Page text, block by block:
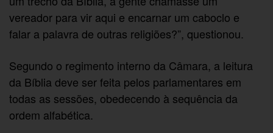
vereador para vir aqui e encarnar um caboclo e
falar a palavra de outras religiões?”, questionou.
Segundo o regimento interno da Câmara, a leitura
da Bíblia deve ser feita pelos parlamentares em
todas as sessões, obedecendo à sequência da
ordem alfabética.